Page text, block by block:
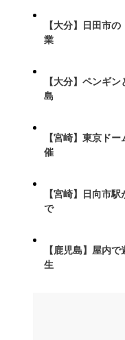
【大分】日田市
業
【大分】ペンギ
島
【宮崎】東京ド
催
【宮崎】日向市
で
【鹿児島】屋内
生